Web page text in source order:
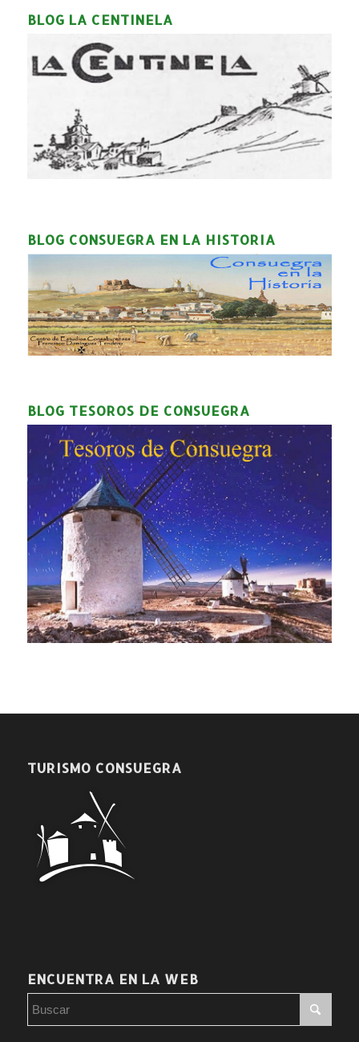
BLOG LA CENTINELA
BLOG CONSUEGRA EN LA HISTORIA
BLOG TESOROS DE CONSUEGRA
TURISMO CONSUEGRA
ENCUENTRA EN LA WEB